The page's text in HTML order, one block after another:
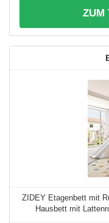
ZUM
ZIDEY Etagenbett mit
Hausbett mit